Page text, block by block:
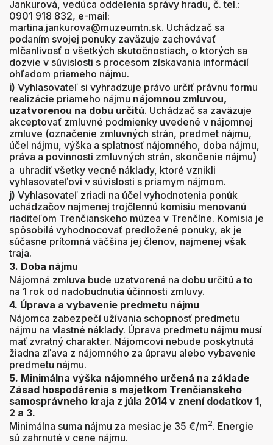
Jankurová, vedúca oddelenia správy hradu, č. tel.:
0901 918 832, e-mail:
martina.jankurova@muzeumtn.sk. Uchádzač sa
podaním svojej ponuky zaväzuje zachovávať
mlčanlivosť o všetkých skutočnostiach, o ktorých sa
dozvie v súvislosti s procesom získavania informácií
ohľadom priameho nájmu.
i) Vyhlasovateľ si vyhradzuje právo určiť právnu formu
realizácie priameho nájmu nájomnou zmluvou,
uzatvorenou na dobu určitú. Uchádzač sa zaväzuje
akceptovať zmluvné podmienky uvedené v nájomnej
zmluve (označenie zmluvných strán, predmet nájmu,
účel nájmu, výška a splatnosť nájomného, doba nájmu,
práva a povinnosti zmluvných strán, skončenie nájmu)
a uhradiť všetky vecné náklady, ktoré vznikli
vyhlasovateľovi v súvislosti s priamym nájmom.
j) Vyhlasovateľ zriadi na účel vyhodnotenia ponúk
uchádzačov najmenej trojčlennú komisiu menovanú
riaditeľom Trenčianskeho múzea v Trenčíne. Komisia je
spôsobilá vyhodnocovať predložené ponuky, ak je
súčasne prítomná väčšina jej členov, najmenej však
traja.
3. Doba nájmu
Nájomná zmluva bude uzatvorená na dobu určitú a to
na 1 rok od nadobudnutia účinnosti zmluvy.
4. Úprava a vybavenie predmetu nájmu
Nájomca zabezpečí užívania schopnosť predmetu
nájmu na vlastné náklady. Úprava predmetu nájmu musí
mať zvratný charakter. Nájomcovi nebude poskytnutá
žiadna zľava z nájomného za úpravu alebo vybavenie
predmetu nájmu.
5. Minimálna výška nájomného určená na základe
Zásad hospodárenia s majetkom Trenčianskeho
samosprávneho kraja z júla 2014 v znení dodatkov 1,
2 a 3.
Minimálna suma nájmu za mesiac je 35 €/m2. Energie
sú zahrnuté v cene nájmu.